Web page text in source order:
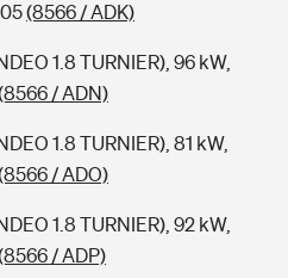
(8566 / ADK)
1.8 TURNIER), 96 kW,
/ ADN)
1.8 TURNIER), 81 kW,
/ ADO)
1.8 TURNIER), 92 kW,
/ ADP)